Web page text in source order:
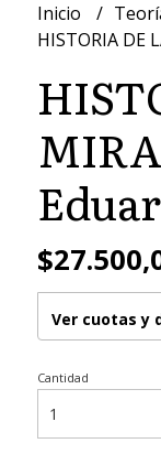
Inicio
HISTORIA DE
Ver cuotas y
Cantidad